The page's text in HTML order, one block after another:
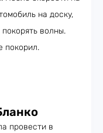
на доску,
волны.
покорил.
провести в